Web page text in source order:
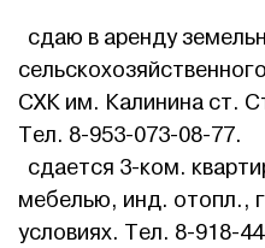
сдаю в аренду
СХК им. Калинина ст.
Тел. 8-953-073-08-77.
сдается 3-ком.
мебелью, инд. отопл.,
условиях. Тел. 8-918-